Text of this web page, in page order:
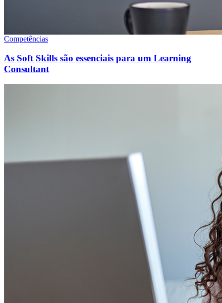
Competências
As Soft Skills são essenciais para um Learning
Consultant